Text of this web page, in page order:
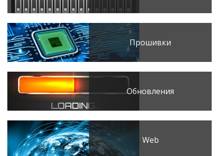
Прошивки
Обновления
Web